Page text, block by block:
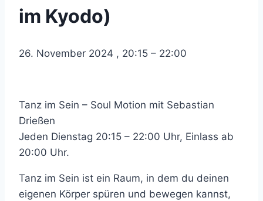
im Kyodo)
26. November 2024 , 20:15 – 22:00
Tanz im Sein – Soul Motion mit Sebastian
Drießen
Jeden Dienstag 20:15 – 22:00 Uhr, Einlass ab
20:00 Uhr.
Tanz im Sein ist ein Raum, in dem du deinen
eigenen Körper spüren und bewegen kannst,